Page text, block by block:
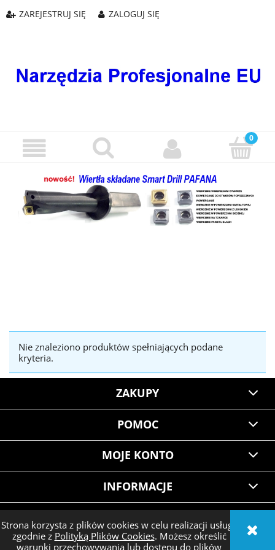
Strona korzysta z plików cookies w celu realizacji usług i
zgodnie z Polityką Plików Cookies. Możesz określić
warunki przechowywania lub dostępu do plików
ZAREJESTRUJ SIĘ ZALOGUJ SIĘ
Nie znaleziono produktów spełniających podane
kryteria.
ZAKUPY
POMOC
MOJE KONTO
INFORMACJE
POKAŻ PEŁNĄ WERSJĘ STRONY